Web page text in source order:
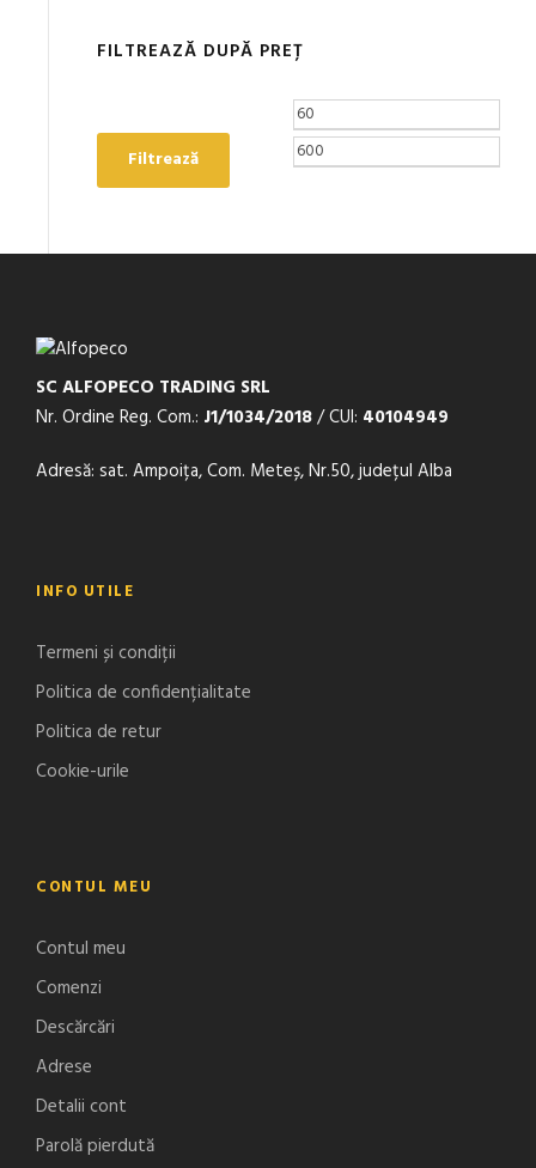
FILTREAZĂ DUPĂ PREȚ
Filtrează
SC ALFOPECO TRADING SRL
Nr. Ordine Reg. Com.: J1/1034/2018/ CUI: 40104949
Adresă: sat. Ampoița, Com. Meteș, Nr.50, județul Alba
INFO UTILE
Termeni și condiții
Politica de confidențialitate
Politica de retur
Cookie-urile
CONTUL MEU
Contul meu
Comenzi
Descărcări
Adrese
Detalii cont
Parolă pierdută